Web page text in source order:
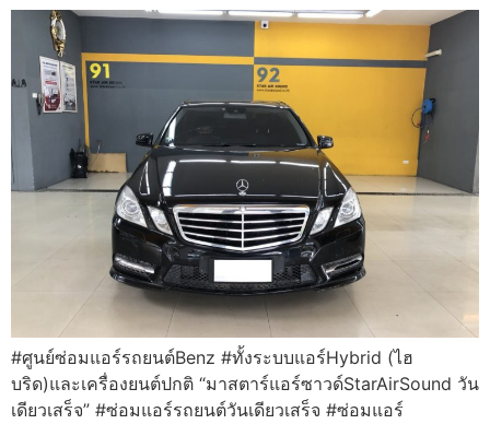
#ศูนย์ซ่อมแอร์รถยนต์Benz #ทั้งระบบแอร์Hybrid (ไฮ
บริด)และเครื่องยนต์ปกติ “มาสตาร์แอร์ซาวด์StarAirSound วัน
เดียวเสร็จ” #ซ่อมแอร์รถยนต์วันเดียวเสร็จ #ซ่อมแอร์